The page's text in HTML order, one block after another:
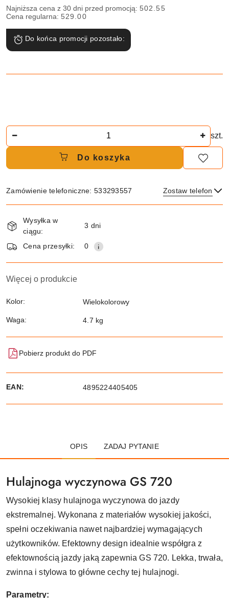
Najniższa cena z 30 dni przed promocją: 502.55
Cena regularna: 529.00
Do końca promocji pozostało:
szt.
Do koszyka
Zamówienie telefoniczne: 533293557 Zostaw telefon
Dostępność
i
dostawa
Wysyłka w
ciągu:
3 dni
Cena przesyłki: 0
Więcej o produkcie
Kolor: Wielokolorowy
Waga: 4.7 kg
Pobierz produkt do PDF
EAN: 4895224405405
OPIS ZADAJ PYTANIE
Hulajnoga wyczynowa GS 720
Wysokiej klasy hulajnoga wyczynowa do jazdy
ekstremalnej. Wykonana z materiałów wysokiej jakości,
spełni oczekiwania nawet najbardziej wymagających
użytkowników. Efektowny design idealnie współgra z
efektownością jazdy jaką zapewnia GS 720. Lekka, trwała,
zwinna i stylowa to główne cechy tej hulajnogi.
Parametry: